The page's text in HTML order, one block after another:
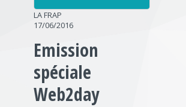
LA FRAP
17/06/2016
Emission
spéciale
Web2day